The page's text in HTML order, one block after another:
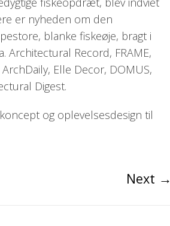
er nyheden om den
blanke fiskeøje, bragt i
Architectural Record, FRAME,
Elle Decor, DOMUS,
Digest.
og oplevelsesdesign til
Next →